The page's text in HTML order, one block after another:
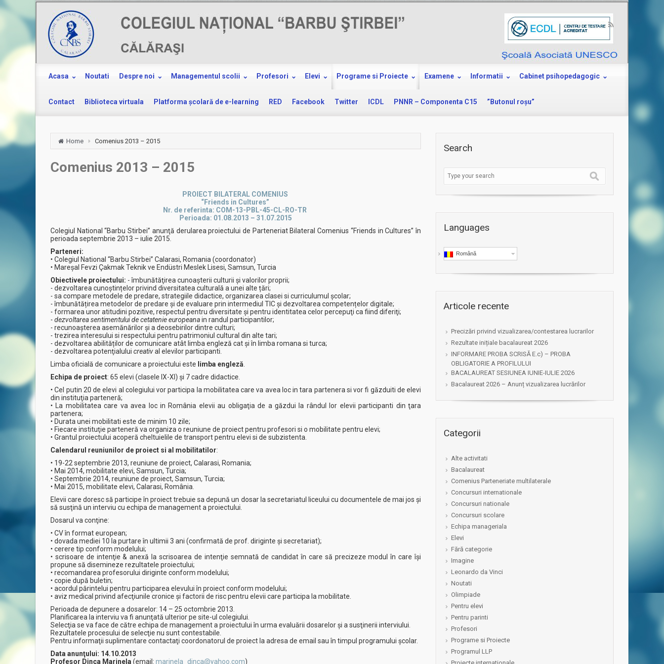
Acasa Noutati Despre noi Managementul scolii Profesori Elevi Programe si Proiecte Examene Informatii Cabinet psihopedagogic
Contact Biblioteca virtuala Platforma şcolară de e-learning RED Facebook Twitter ICDL PNNR – Componenta C15 ”Butonul roşu”
Home Comenius 2013 – 2015
Comenius 2013 – 2015
PROIECT BILATERAL COMENIUS
“Friends in Cultures”
Nr. de referinta: COM-13-PBL-45-CL-RO-TR
Perioada: 01.08.2013 – 31.07.2015
Colegiul National “Barbu Stirbei” anunţă derularea proiectului de Parteneriat Bilateral Comenius “Friends in Cultures” în
perioada septembrie 2013 – iulie 2015.
Parteneri:
• Colegiul National “Barbu Stirbei” Calarasi, Romania (coordonator)
• Mareşal Fevzi Çakmak Teknik ve Endüstri Meslek Lisesi, Samsun, Turcia
Obiectivele proiectului: - îmbunătăţirea cunoașterii culturii și valorilor proprii;
- dezvoltarea cunoștințelor privind diversitatea culturală a unei alte țări;
- sa compare metodele de predare, strategiile didactice, organizarea clasei si curriculumul şcolar;
- îmbunătățirea metodelor de predare și de evaluare prin intermediul TIC și dezvoltarea competențelor digitale;
- formarea unor atitudini pozitive, respectul pentru diversitate şi pentru identitatea celor percepuţi ca fiind diferiţi;
- dezvoltarea sentimentului de cetatenie europeanain randul participantilor;
- recunoașterea asemănărilor și a deosebirilor dintre culturi;
- trezirea interesului si respectului pentru patrimoniul cultural din alte tari;
- dezvoltarea abilităților de comunicare atât limba engleză cat și în limba romana si turca;
- dezvoltarea potenţialului creatival elevilor participanti.
Limba oficială de comunicare a proiectului este limba engleză
Echipa de proiect: 65 elevi (clasele IX-XI) şi 7 cadre didactice.
• Cel putin 20 de elevi al colegiului vor participa la mobilitatea care va avea loc in tara partenera si vor fi găzduiti de elevi
din instituţia parteneră;
• La mobilitatea care va avea loc in România elevii au obligaţia de a găzdui la rândul lor elevii participanti din ţara
partenera;
• Durata unei mobilitati este de minim 10 zile;
• Fiecare instituţie parteneră va organiza o reuniune de proiect pentru profesori si o mobilitate pentru elevi;
• Grantul proiectului acoperă cheltuielile de transport pentru elevi si de subzistenta.
Calendarul reuniunilor de proiect si al mobilitatilor:
• 19-22 septembrie 2013, reuniune de proiect, Calarasi, Romania;
• Mai 2014, mobilitate elevi, Samsun, Turcia;
• Septembrie 2014, reuniune de proiect, Samsun, Turcia;
• Mai 2015, mobilitate elevi, Calarasi, România.
Elevii care doresc să participe în proiect trebuie sa depună un dosar la secretariatul liceului cu documentele de mai jos şi
să susţină un interviu cu echipa de management a proiectului.
Dosarul va conţine:
• CV în format european;
• dovada mediei 10 la purtare în ultimii 3 ani (confirmată de prof. diriginte şi secretariat);
• cerere tip conform modelului;
• scrisoare de intenţie & anexă la scrisoarea de intenţie semnată de candidat în care să precizeze modul în care îşi
propune să disemineze rezultatele proiectului;
• recomandarea profesorului diriginte conform modelului;
• copie după buletin;
• acordul părintelui pentru participarea elevului în proiect conform modelului;
• aviz medical privind afecţiunile cronice şi factorii de risc pentru elevii care participa la mobilitate.
Perioada de depunere a dosarelor: 14 – 25 octombrie 2013.
Planificarea la interviu va fi anunţată ulterior pe site-ul colegiului.
Selecţia se va face de către echipa de management a proiectului în urma evaluării dosarelor şi a susţinerii interviului.
Rezultatele procesului de selecţie nu sunt contestabile.
Pentru informaţii suplimentare contactaţi coordonatorul de proiect la adresa de email sau în timpul programului şcolar.
Data anunţului: 14.10.2013
Profesor Dinca Marinela (email: marinela_dinca@yahoo.com)
Search
Languages
Română
Articole recente
Precizări privind vizualizarea/contestarea lucrarilor
Rezultate inițiale bacalaureat 2026
INFORMARE PROBA SCRISĂ E.c) – PROBA
OBLIGATORIE A PROFILULUI
BACALAUREAT SESIUNEA IUNIE-IULIE 2026
Bacalaureat 2026 – Anunț vizualizarea lucrărilor
Categorii
Alte activitati
Bacalaureat
Comenius Parteneriate multilaterale
Concursuri internationale
Concursuri nationale
Concursuri scolare
Echipa manageriala
Elevi
Fără categorie
Imagine
Leonardo da Vinci
Noutati
Olimpiade
Pentru elevi
Pentru parinti
Profesori
Programe si Proiecte
Programul LLP